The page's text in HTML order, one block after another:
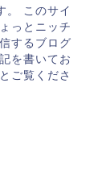
。 このサイ
っとニッチ
するブログ
を書いてお
ご覧くださ